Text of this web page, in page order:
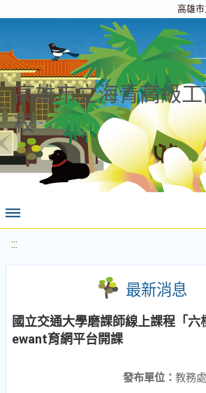
高雄
高雄市立海青高級
校
:::
最新消息
國立交通大學磨課師線上課程「六
ewant育網平台開課
發布單位： 教務處